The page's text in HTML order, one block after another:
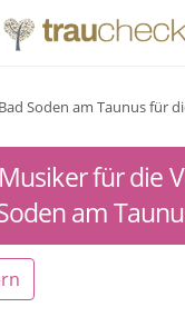
Soden am Taunus für
für die
am